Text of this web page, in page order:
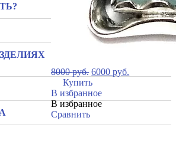
8000руб. 6000руб.
Купить
В избранное
В избранное
Сравнить